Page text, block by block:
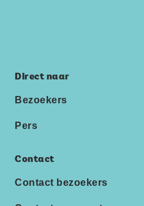
Direct naar
Bezoekers
Pers
Contact
Contact bezoekers